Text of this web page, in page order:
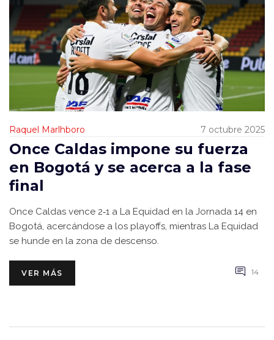
Raquel Marlhboro 7 octubre 2025
Once Caldas impone su fuerza
en Bogotá y se acerca a la fase
final
Once Caldas vence 2‑1 a La Equidad en la Jornada 14 en
Bogotá, acercándose a los playoffs, mientras La Equidad
se hunde en la zona de descenso.
VER MÁS 14